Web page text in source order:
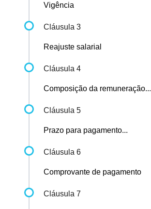
Vigência
Cláusula 3
Reajuste salarial
Cláusula 4
Composição da remuneração...
Cláusula 5
Prazo para pagamento...
Cláusula 6
Comprovante de pagamento
Cláusula 7